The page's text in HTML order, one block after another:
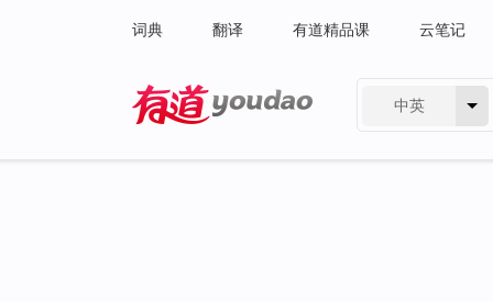
词典 翻译 有道精品课 云笔记
中英